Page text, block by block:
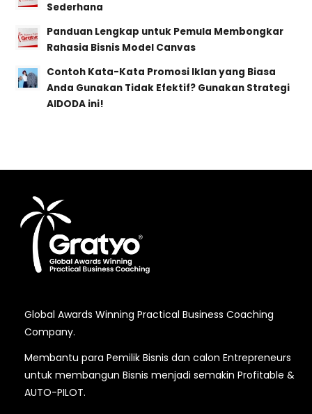
Sederhana
Panduan Lengkap untuk Pemula Membongkar
Rahasia Bisnis Model Canvas
Contoh Kata-Kata Promosi Iklan yang Biasa
Anda Gunakan Tidak Efektif? Gunakan Strategi
AIDODA ini!
Global Awards Winning Practical Business Coaching
Company.
Membantu para Pemilik Bisnis dan calon Entrepreneurs
untuk membangun Bisnis menjadi semakin Profitable &
AUTO-PILOT.